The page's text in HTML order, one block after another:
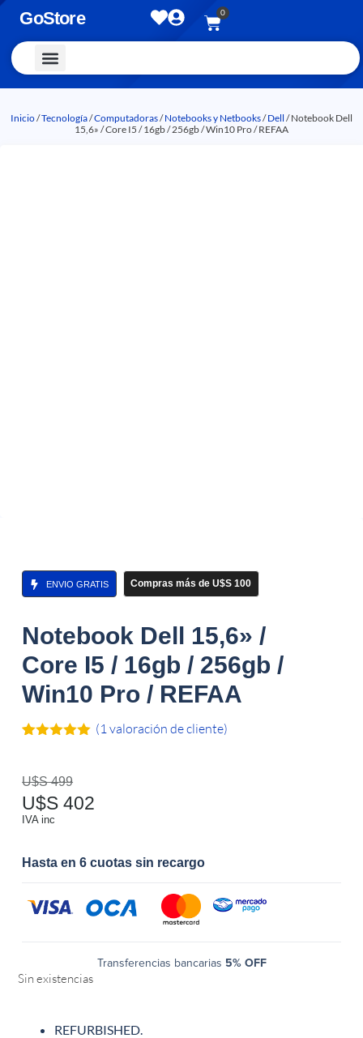
GoStore 0
Inicio/Tecnología/Computadoras/Notebooks y Netbooks/Dell / Notebook Dell
15,6» / Core I5 / 16gb / 256gb / Win10 Pro / REFAA
ENVIO GRATIS Compras más de U$S 100
Notebook Dell 15,6» /
Core I5 / 16gb / 256gb /
Win10 Pro / REFAA
5 en base
avaloración
de un
cliente
(1valoración de cliente)
U$S499
U$S 402
IVA inc
Hasta en 6 cuotas sin recargo
Transferencias bancarias 5% OFF
Sin existencias
REFURBISHED.